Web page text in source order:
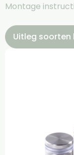
Montage
Uitleg